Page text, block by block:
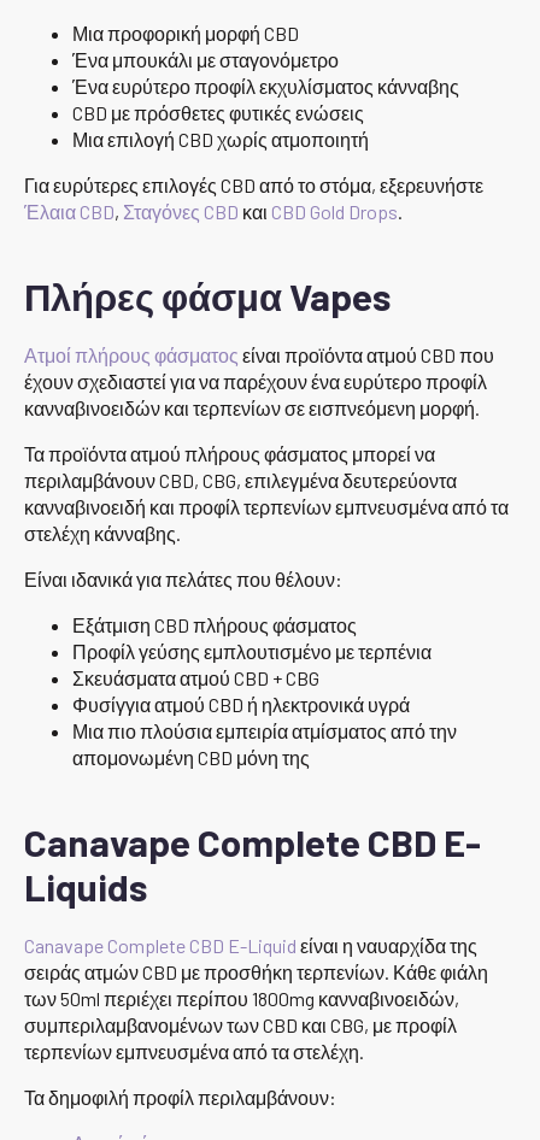
Μια προφορική μορφή CBD
Ένα μπουκάλι με σταγονόμετρο
Ένα ευρύτερο προφίλ εκχυλίσματος κάνναβης
CBD με πρόσθετες φυτικές ενώσεις
Μια επιλογή CBD χωρίς ατμοποιητή
Για ευρύτερες επιλογές CBD από το στόμα, εξερευνήστε
Έλαια CBD, Σταγόνες CBD και CBD Gold Drops.
Πλήρες φάσμα Vapes
Ατμοί πλήρους φάσματος είναι προϊόντα ατμού CBD που
έχουν σχεδιαστεί για να παρέχουν ένα ευρύτερο προφίλ
κανναβινοειδών και τερπενίων σε εισπνεόμενη μορφή.
Τα προϊόντα ατμού πλήρους φάσματος μπορεί να
περιλαμβάνουν CBD, CBG, επιλεγμένα δευτερεύοντα
κανναβινοειδή και προφίλ τερπενίων εμπνευσμένα από τα
στελέχη κάνναβης.
Είναι ιδανικά για πελάτες που θέλουν:
Εξάτμιση CBD πλήρους φάσματος
Προφίλ γεύσης εμπλουτισμένο με τερπένια
Σκευάσματα ατμού CBD + CBG
Φυσίγγια ατμού CBD ή ηλεκτρονικά υγρά
Μια πιο πλούσια εμπειρία ατμίσματος από την
απομονωμένη CBD μόνη της
Canavape Complete CBD E-
Liquids
Canavape Complete CBD E-Liquid είναι η ναυαρχίδα της
σειράς ατμών CBD με προσθήκη τερπενίων. Κάθε φιάλη
των 50ml περιέχει περίπου 1800mg κανναβινοειδών,
συμπεριλαμβανομένων των CBD και CBG, με προφίλ
τερπενίων εμπνευσμένα από τα στελέχη.
Τα δημοφιλή προφίλ περιλαμβάνουν: